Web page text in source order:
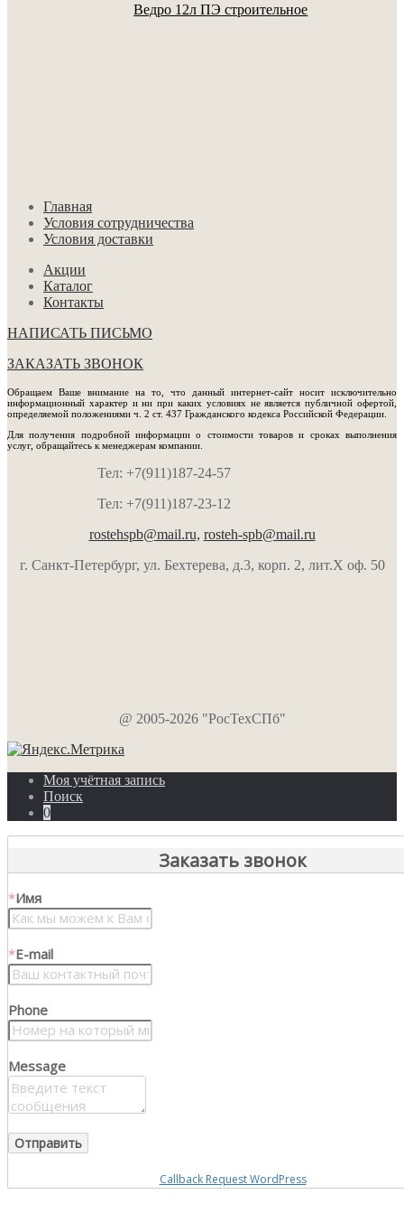
Ведро 12л ПЭ строительное
Главная
Условия сотрудничества
Условия доставки
Акции
Каталог
Контакты
НАПИСАТЬ ПИСЬМО
ЗАКАЗАТЬ ЗВОНОК
Обращаем Ваше внимание на то, что данный интернет-сайт носит исключительно
информационный характер и ни при каких условиях не является публичной офертой,
определяемой положениями ч. 2 ст. 437 Гражданского кодекса Российской Федерации.
Для получения подробной информации о стоимости товаров и сроках выполнения
услуг, обращайтесь к менеджерам компании.
Тел: +7(911)187-24-57
Тел: +7(911)187-23-12
rostehspb@mail.ru, rosteh-spb@mail.ru
г. Санкт-Петербург, ул. Бехтерева, д.3, корп. 2, лит.Х оф. 50
@ 2005-2026 "РосТехСПб"
Моя учётная запись
Поиск
0
Заказать звонок
*Имя
*E-mail
Phone
Message
Callback Request WordPress